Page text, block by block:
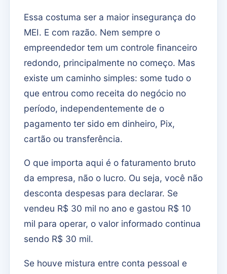
Essa costuma ser a maior insegurança do
MEI. E com razão. Nem sempre o
empreendedor tem um controle financeiro
redondo, principalmente no começo. Mas
existe um caminho simples: some tudo o
que entrou como receita do negócio no
período, independentemente de o
pagamento ter sido em dinheiro, Pix,
cartão ou transferência.
O que importa aqui é o faturamento bruto
da empresa, não o lucro. Ou seja, você não
desconta despesas para declarar. Se
vendeu R$ 30 mil no ano e gastou R$ 10
mil para operar, o valor informado continua
sendo R$ 30 mil.
Se houve mistura entre conta pessoal e